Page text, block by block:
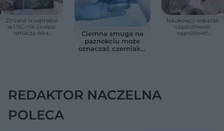
Zmiana w wątrobie
w USG nie zawsze
oznacza raka.
Ciemna smuga na
paznokciu może
oznaczać czerniaka.
Naukowcy wskazali
częstotliwość
wypróżnień
REDAKTOR NACZELNA
POLECA